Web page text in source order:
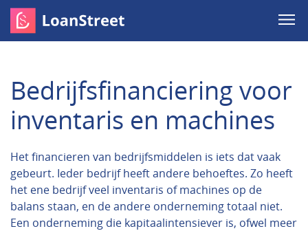
Bedrijfsfinanciering voor
inventaris en machines
Het financieren van bedrijfsmiddelen is iets dat vaak
gebeurt. Ieder bedrijf heeft andere behoeftes. Zo heeft
het ene bedrijf veel inventaris of machines op de
balans staan, en de andere onderneming totaal niet.
Een onderneming die kapitaalintensiever is, ofwel meer